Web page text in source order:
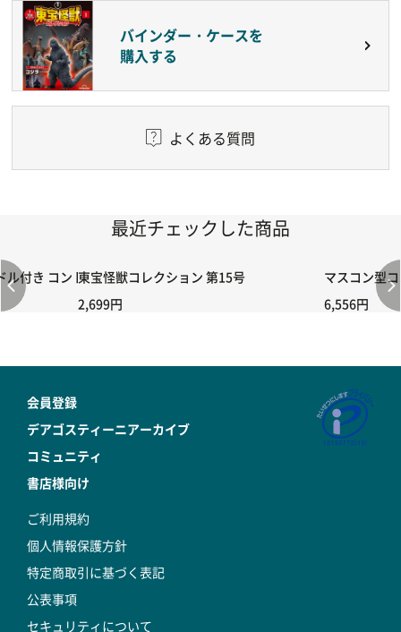
バインダー・ケースを
購入する
よくある質問
最近チェックした商品
付き コントローラー＆ポイント切り替えスイッチRC-02/C002 /
東宝怪獣コレクション 第15号
2,699円
マスコン型
6,556円
会員登録
デアゴスティーニアーカイブ
コミュニティ
書店様向け
ご利用規約
個人情報保護方針
特定商取引に基づく表記
公表事項
セキュリティについて